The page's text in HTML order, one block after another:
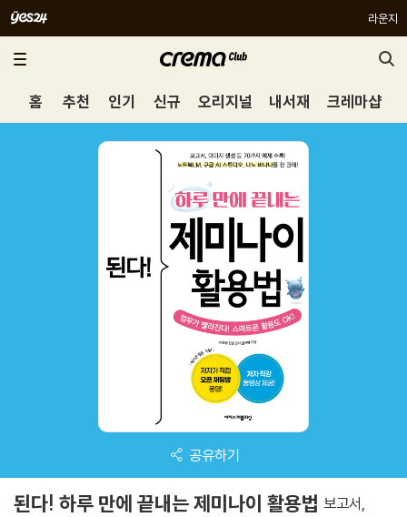
라운지
홈 추천 인기 신규 오리지널 내서재 크레마샵
공유하기
된다! 하루 만에 끝내는 제미나이 활용법 보고서,